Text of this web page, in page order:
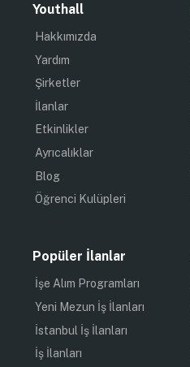
Youthall
Hakkımızda
Yardım
Şirketler
İlanlar
Etkinlikler
Ayrıcalıklar
Blog
Öğrenci Kulüpleri
Popüler İlanlar
İşe Alım Programları
Yeni Mezun İş İlanları
İstanbul İş İlanları
İş İlanları